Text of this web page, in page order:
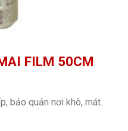
FILM 50CM
bảo quản nơi khô, mát.